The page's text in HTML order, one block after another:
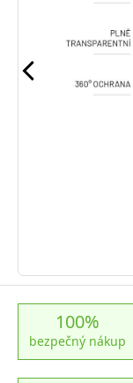
100%
bezpečný nákup